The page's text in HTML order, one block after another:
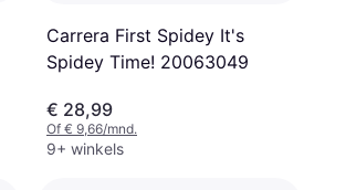
Carrera First Spidey It's
Spidey Time! 20063049
€ 28,99
Of € 9,66/mnd.
9+ winkels